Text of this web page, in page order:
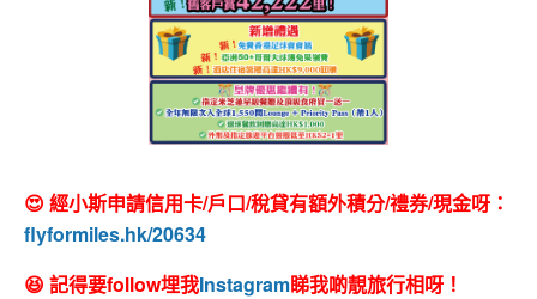
😍 經小斯申請信用卡/戶口/稅貸有額外積分/禮券/現金呀：
flyformiles.hk/20634
😆 記得要follow埋我Instagram睇我啲靚旅行相呀！